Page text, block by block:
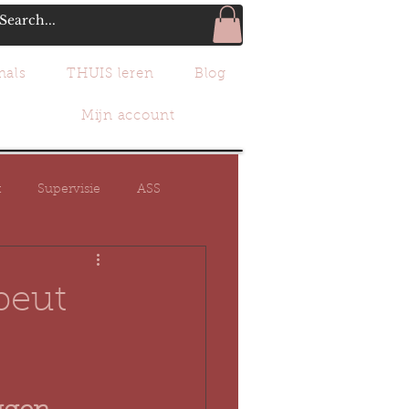
THUIS leren Blog
Mijn account
Supervisie ASS
hechting
brein